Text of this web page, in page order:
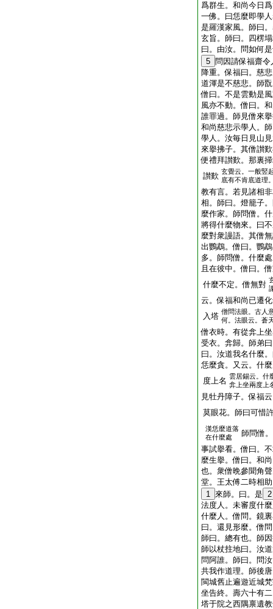
爲群生。和尚今日
一佛。曰恁麼即學
是羅漢家風。師曰
玄旨。師曰。四楞
曰。由汝。問如何
5 問因請保福齋
降重。保福曰。慈
道渾是不慈悲。師
僧曰。不是雲動是
風亦不動。僧曰。
誰罪過。師見僧來
和尚慈悲示學人。
學人。汝毎日見山
來擧拂子。其僧讃
便禮拜讃歎。那裏
讃歎 玄覺云。一般竪
底有不肯底道理
教有言。若見諸相
相。師曰。燈籠子
麼作家。師問僧。
將得什麼物來。曰
麼對衆謾語。其僧
出鸚鵡。僧曰。鸚
多。師問僧。什麼
且在彼中。僧曰。
什麼不定。僧無對
云。保福和尚已遷
入塔 僧問法眼。古人
何。法眼云。蒼
僧衣時。有從弇上
受衣。弇歸。師弟
曰。汝道我名什麼
恁麼貪。又云。什
度上名 雲居錫云。什
弇上坐兩度上
見牡丹障子。保福
莫眼花。師曰可惜
漢恁麼道落
在什麼處
師問僧
事試擧看。僧曰。
麼生擧。僧曰。和
也。衆僧晩參聞角
堂。王太傅二時相
1 來師。曰。是 2
法度人。未審度什
什麼人。僧問。鏡
曰。還見形麼。僧
師曰。總有也。師
師以杖拄地曰。汝
問阿誰。師曰。問
共我作道理。師後
閩城舊止遍遊近城
坐告終。壽六十有
塔于院之西隅禀遺